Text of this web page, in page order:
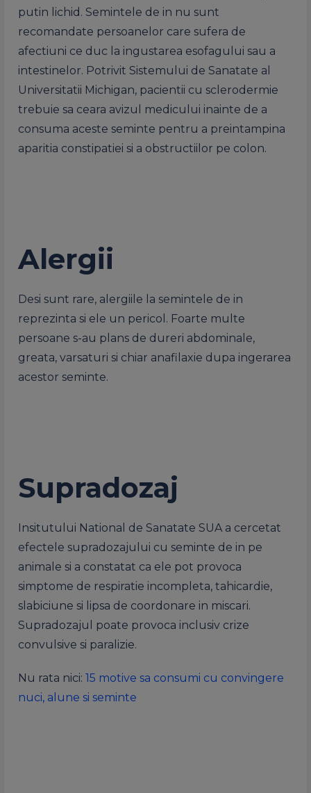
putin lichid. Semintele de in nu sunt
recomandate persoanelor care sufera de
afectiuni ce duc la ingustarea esofagului sau a
intestinelor. Potrivit Sistemului de Sanatate al
Universitatii Michigan, pacientii cu sclerodermie
trebuie sa ceara avizul medicului inainte de a
consuma aceste seminte pentru a preintampina
aparitia constipatiei si a obstructiilor pe colon.
Alergii
Desi sunt rare, alergiile la semintele de in
reprezinta si ele un pericol. Foarte multe
persoane s-au plans de dureri abdominale,
greata, varsaturi si chiar anafilaxie dupa ingerarea
acestor seminte.
Supradozaj
Insitutului National de Sanatate SUA a cercetat
efectele supradozajului cu seminte de in pe
animale si a constatat ca ele pot provoca
simptome de respiratie incompleta, tahicardie,
slabiciune si lipsa de coordonare in miscari.
Supradozajul poate provoca inclusiv crize
convulsive si paralizie.
Nu rata nici: 15 motive sa consumi cu convingere
nuci, alune si seminte